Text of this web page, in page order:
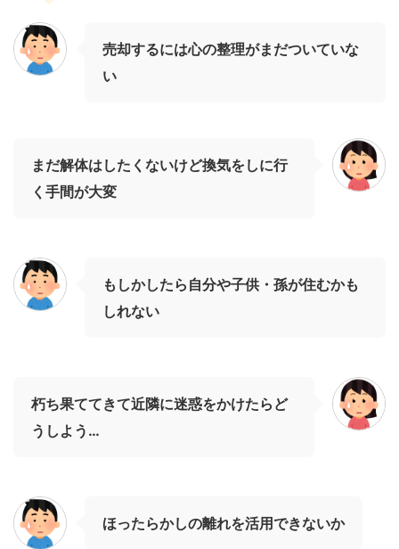
売却するには心の整理がまだついていな
い
まだ解体はしたくないけど換気をしに行
く手間が大変
もしかしたら自分や子供・孫が住むかも
しれない
朽ち果ててきて近隣に迷惑をかけたらど
うしよう…
ほったらかしの離れを活用できないか